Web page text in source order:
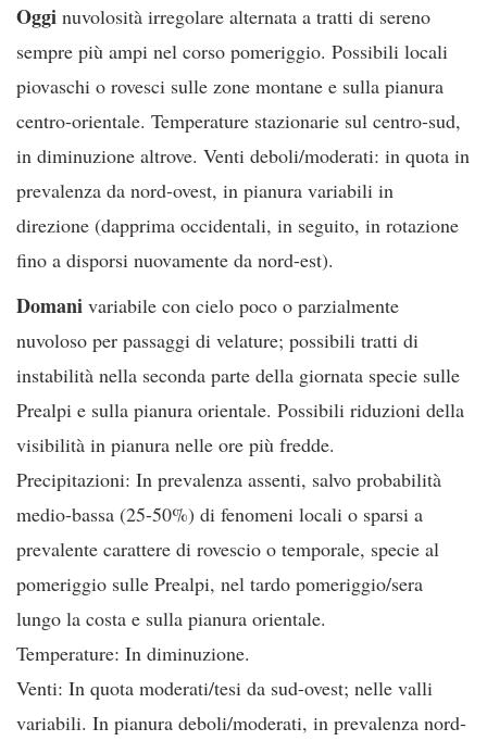
Oggi nuvolosità irregolare alternata a tratti di sereno
sempre più ampi nel corso pomeriggio. Possibili locali
piovaschi o rovesci sulle zone montane e sulla pianura
centro-orientale. Temperature stazionarie sul centro-sud,
in diminuzione altrove. Venti deboli/moderati: in quota in
prevalenza da nord-ovest, in pianura variabili in
direzione (dapprima occidentali, in seguito, in rotazione
fino a disporsi nuovamente da nord-est).
Domani variabile con cielo poco o parzialmente
nuvoloso per passaggi di velature; possibili tratti di
instabilità nella seconda parte della giornata specie sulle
Prealpi e sulla pianura orientale. Possibili riduzioni della
visibilità in pianura nelle ore più fredde.
Precipitazioni: In prevalenza assenti, salvo probabilità
medio-bassa (25-50%) di fenomeni locali o sparsi a
prevalente carattere di rovescio o temporale, specie al
pomeriggio sulle Prealpi, nel tardo pomeriggio/sera
lungo la costa e sulla pianura orientale.
Temperature: In diminuzione.
Venti: In quota moderati/tesi da sud-ovest; nelle valli
variabili. In pianura deboli/moderati, in prevalenza nord-